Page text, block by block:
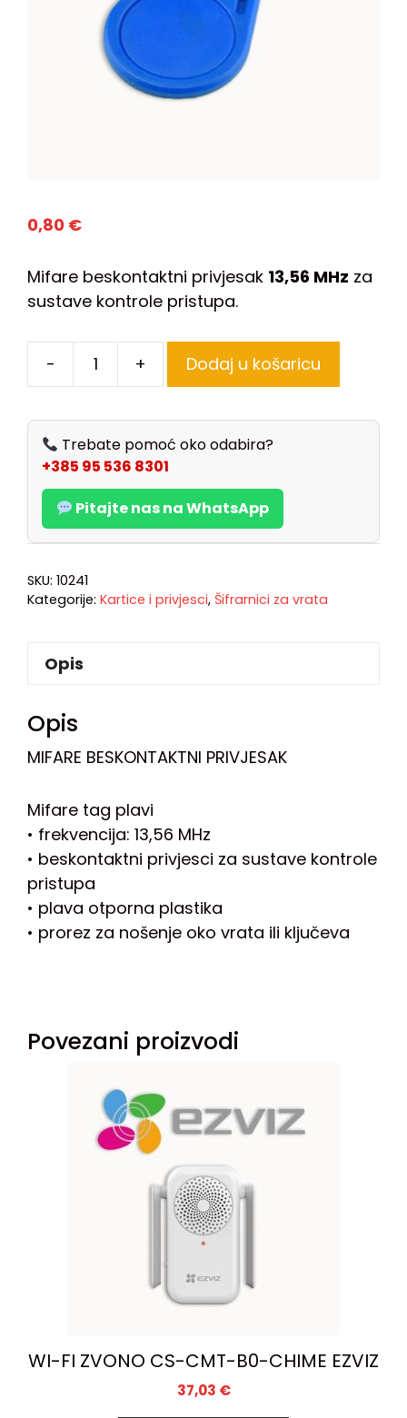
0,80 €
Mifare beskontaktni privjesak 13,56 MHz za
sustave kontrole pristupa.
- + Dodaj u košaricu
Trebate pomoć oko odabira?
+385 95 536 8301
Pitajte nas na WhatsApp
SKU: 10241
Kategorije: Kartice i privjesci, Šifrarnici za vrata
Opis
Opis
MIFARE BESKONTAKTNI PRIVJESAK
Mifare tag plavi
• frekvencija: 13,56 MHz
• beskontaktni privjesci za sustave kontrole
pristupa
• plava otporna plastika
• prorez za nošenje oko vrata ili ključeva
Povezani proizvodi
WI-FI ZVONO CS-CMT-B0-CHIME EZVIZ
37,03 €